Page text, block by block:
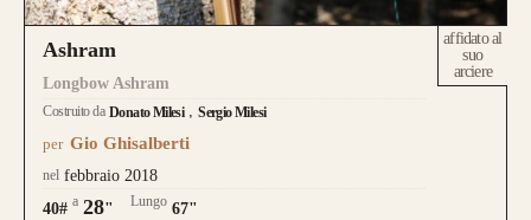
Ashram
Longbow Ashram
Costruito da Donato Milesi Sergio Milesi
per Gio Ghisalberti
nel febbraio 2018
40# a 28" Lungo 67"
affidato al
suo
arciere